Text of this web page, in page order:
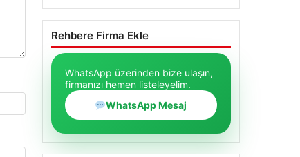
Rehbere Firma Ekle
WhatsApp üzerinden bize ulaşın,
firmanızı hemen listeleyelim.
WhatsApp Mesaj